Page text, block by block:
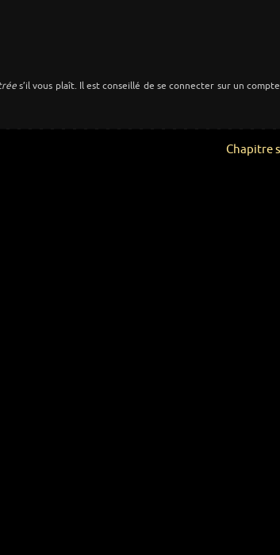
s’il vous plaît. Il est conseillé de se connecter sur un
Chapitre